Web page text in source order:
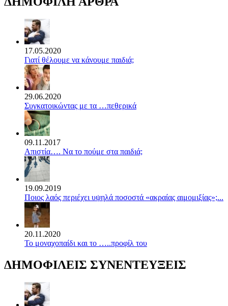
17.05.2020
Γιατί θέλουμε να κάνουμε παιδιά;
29.06.2020
Συγκατοικώντας με τα …πεθερικά
09.11.2017
Απιστία…. Να το πούμε στα παιδιά;
19.09.2019
Ποιος λαός περιέχει υψηλά ποσοστά «ακραίας αιμομιξίας»;...
20.11.2020
Το μοναχοπαίδι και το …..προφίλ του
ΔΗΜΟΦΙΛΕΙΣ ΣΥΝΕΝΤΕΥΞΕΙΣ